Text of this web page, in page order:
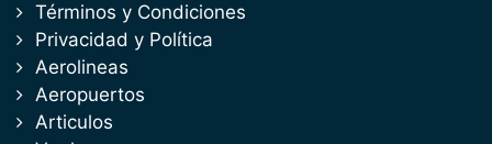
Términos y Condiciones
Privacidad y Política
Aerolineas
Aeropuertos
Articulos